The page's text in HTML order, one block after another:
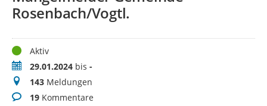
Rosenbach/Vogtl.
StatusAktiv
Zeitraum29.01.2024 bis -
Meldungen
143 Meldungen
Kommentare
19 Kommentare